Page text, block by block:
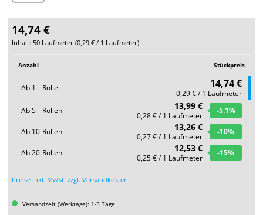
14,74 €
Inhalt: 50 Laufmeter (0,29 € / 1 Laufmeter)
Anzahl Stückpreis
Ab 1 Rolle 14,74 €
0,29 € / 1 Laufmeter
Ab5 Rollen 13,99 €
0,28 € / 1 Laufmeter
-5.1%
Ab 10 Rollen 13,26 €
0,27 € / 1 Laufmeter
-10%
Ab20 Rollen 12,53 €
0,25 € / 1 Laufmeter
-15%
Preise inkl. MwSt. zzgl. Versandkosten
Versandzeit (Werktage): 1-3 Tage